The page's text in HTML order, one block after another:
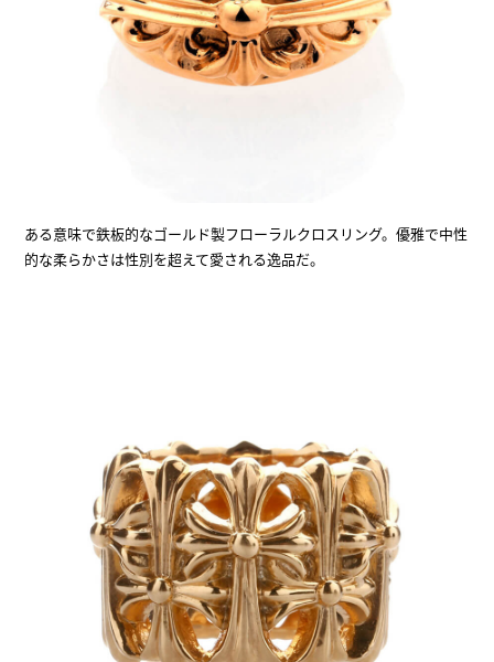
ある意味で鉄板的なゴールド製フローラルクロスリング。優雅で中性
的な柔らかさは性別を超えて愛される逸品だ。